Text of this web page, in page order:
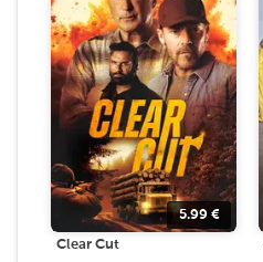
5.99 €
Clear Cut